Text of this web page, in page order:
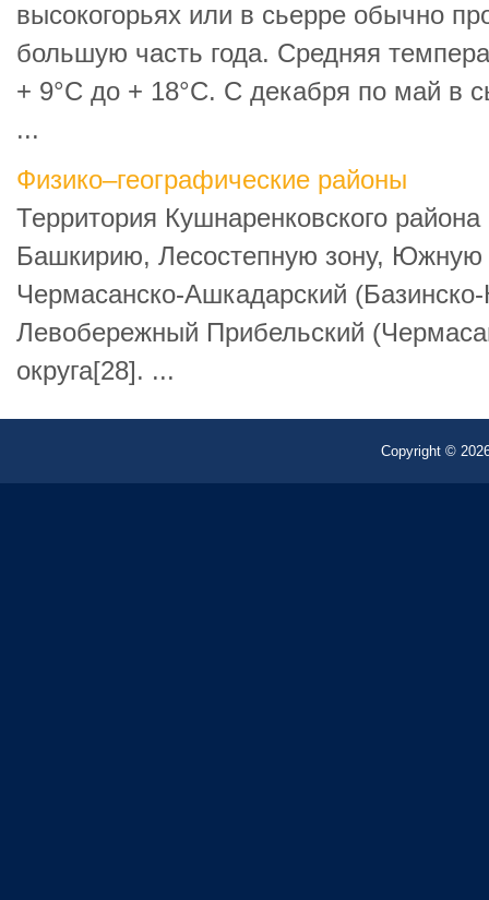
высокогорьях или в сьерре обычно
большую часть года. Средняя
+ 9°С до + 18°С. С декабря по май в
...
Физико–географические районы
Территория Кушнаренковского
Башкирию, Лесостепную зону, Южную
Чермасанско-Ашкадарский
Левобережный Прибельский
округа[28]. ...
Copyright ©